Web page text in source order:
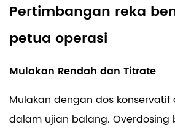
Pertimbangan reka
petua operasi
Mulakan Rendah dan Titrate
Mulakan dengan dos
dalam ujian balang. Overdosing